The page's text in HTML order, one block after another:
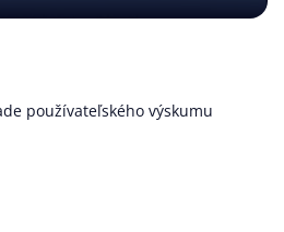
používateľského výskumu